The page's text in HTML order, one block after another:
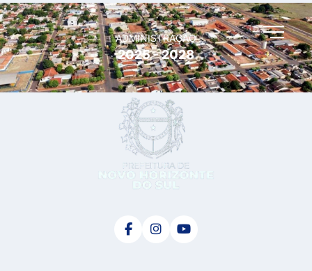
ADMINISTRAÇÃO
2025 - 2028